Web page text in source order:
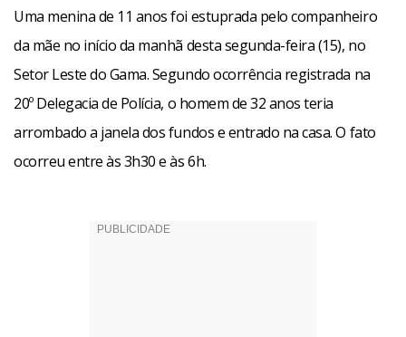
Uma menina de 11 anos foi estuprada pelo companheiro
da mãe no início da manhã desta segunda-feira (15), no
Setor Leste do Gama. Segundo ocorrência registrada na
20º Delegacia de Polícia, o homem de 32 anos teria
arrombado a janela dos fundos e entrado na casa. O fato
ocorreu entre às 3h30 e às 6h.